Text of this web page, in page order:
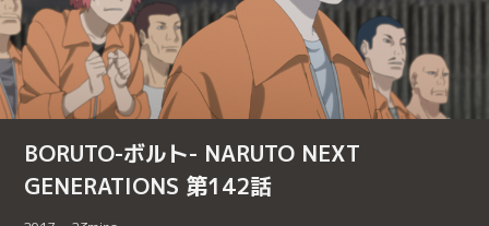
BORUTO-ボルト- NARUTO NEXT
GENERATIONS 第142話